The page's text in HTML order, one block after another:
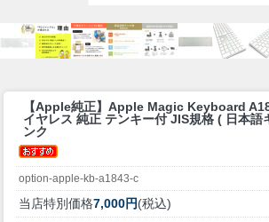
【Apple純正】 Apple Magic Keyboard
イヤレス 純正 テンキー付 JIS規格 ( 日本語
ンク
option-apple-kb-a1843-c
当店特別価格7,000円(税込)